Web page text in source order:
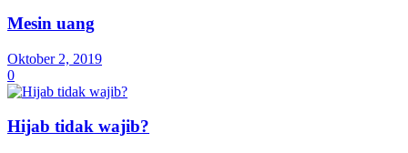
Mesin uang
Oktober 2, 2019
0
Hijab tidak wajib?